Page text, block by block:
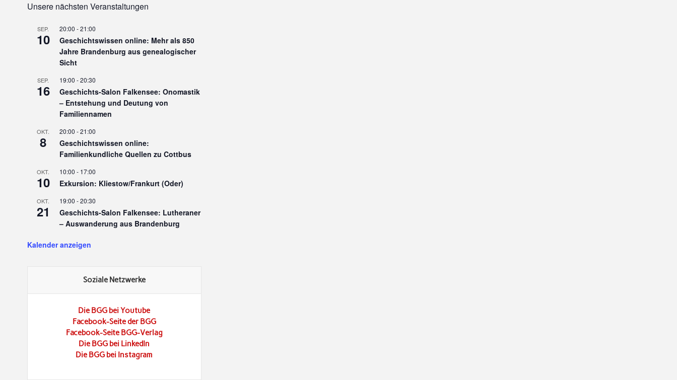
Unsere nächsten Veranstaltungen
SEP.
10
20:00 -21:00
Geschichtswissen online: Mehr als 850
Jahre Brandenburg aus genealogischer
Sicht
SEP.
16
19:00 -20:30
Geschichts-Salon Falkensee: Onomastik
– Entstehung und Deutung von
Familiennamen
OKT.
8
20:00 -21:00
Geschichtswissen online:
Familienkundliche Quellen zu Cottbus
OKT.
10
10:00 - 17:00
Exkursion: Kliestow/Frankurt (Oder)
OKT.
21
19:00 -20:30
Geschichts-Salon Falkensee: Lutheraner
– Auswanderung aus Brandenburg
Kalender anzeigen
Soziale Netzwerke
Die BGG bei Youtube
Facebook-Seite der BGG
Facebook-Seite BGG-Verlag
Die BGG bei LinkedIn
Die BGG bei Instagram